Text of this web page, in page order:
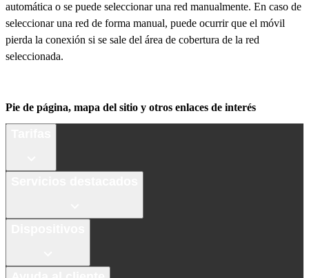
automática o se puede seleccionar una red manualmente. En caso de
seleccionar una red de forma manual, puede ocurrir que el móvil
pierda la conexión si se sale del área de cobertura de la red
seleccionada.
Pie de página, mapa del sitio y otros enlaces de interés